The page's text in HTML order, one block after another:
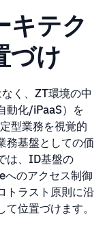
キテク
づけ
く、ZT環境の中
動化/iPaaS）を
型業務を視覚的
務基盤としての価
は、ID基盤の
のアクセス制御
トラスト原則に沿
位置づけます。